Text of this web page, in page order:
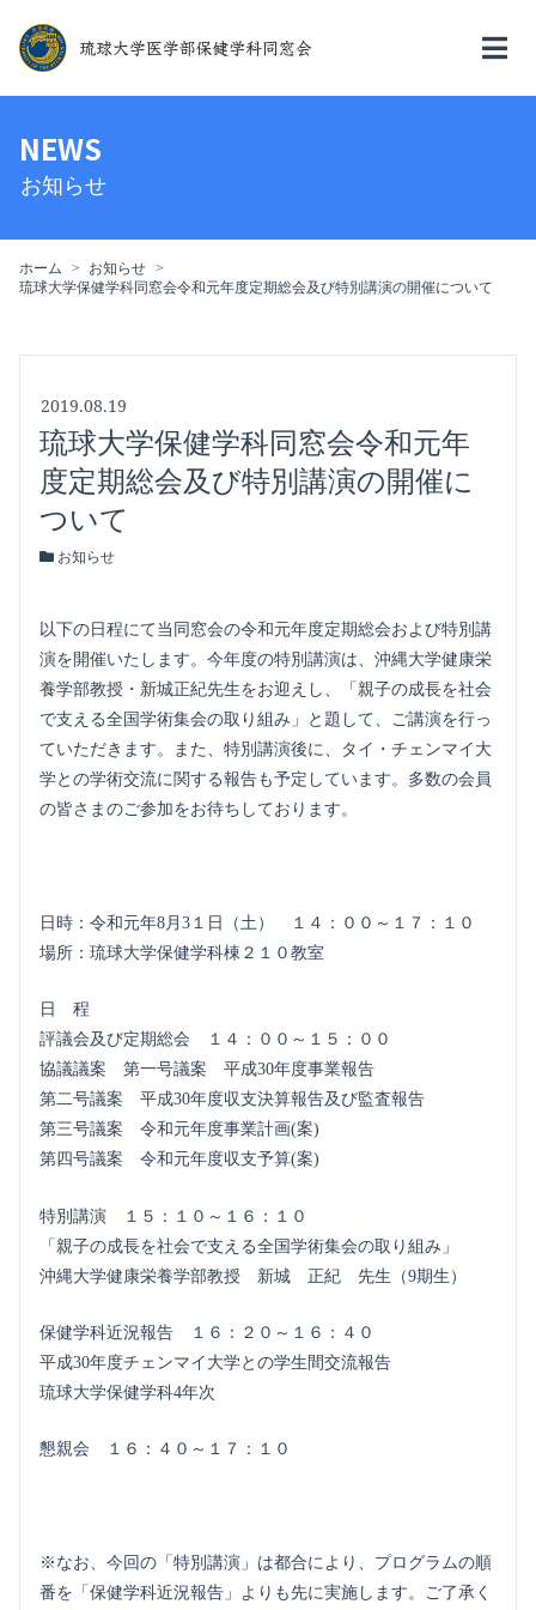
NEWS
お知らせ
ホーム
お知らせ
琉球大学保健学科同窓会令和元年度定期総会及び特別講演の開催について
2019.08.19
琉球大学保健学科同窓会令和元年
度定期総会及び特別講演の開催に
ついて
お知らせ
以下の日程にて当同窓会の令和元年度定期総会および特別講
演を開催いたします。今年度の特別講演は、沖縄大学健康栄
養学部教授・新城正紀先生をお迎えし、「親子の成長を社会
で支える全国学術集会の取り組み」と題して、ご講演を行っ
ていただきます。また、特別講演後に、タイ・チェンマイ大
学との学術交流に関する報告も予定しています。多数の会員
の皆さまのご参加をお待ちしております。
日時：令和元年8月3１日（土） １４：００～１７：１０
場所：琉球大学保健学科棟２１０教室
日 程
評議会及び定期総会 １４：００～１５：００
協議議案 第一号議案 平成30年度事業報告
第二号議案 平成30年度収支決算報告及び監査報告
第三号議案 令和元年度事業計画(案)
第四号議案 令和元年度収支予算(案)
特別講演 １５：１０～１６：１０
「親子の成長を社会で支える全国学術集会の取り組み」
沖縄大学健康栄養学部教授 新城 正紀 先生（9期生）
保健学科近況報告 １６：２０～１６：４０
平成30年度チェンマイ大学との学生間交流報告
琉球大学保健学科4年次
懇親会 １６：４０～１７：１０
※なお、今回の「特別講演」は都合により、プログラムの順
番を「保健学科近況報告」よりも先に実施します。ご了承く